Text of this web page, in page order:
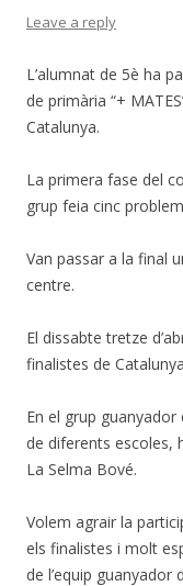
Leave a reply
L’alumnat de 5è ha
de primària “+
Catalunya.
La primera fase del
grup feia cinc
Van passar a la final
centre.
El dissabte tretze
finalistes de
En el grup
de diferents escoles,
La Selma Bové.
Volem agrair la
els finalistes i molt
de l’equip guanyador